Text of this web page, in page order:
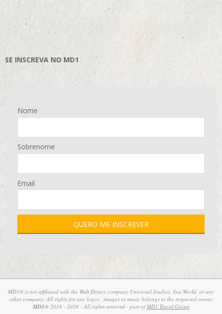
SE INSCREVA NO MD1
Nome
Sobrenome
Email
MD1® is not affiliated with the Walt Disney company Universal Studios, Sea World, or any
other company. All rights for any logos , images or music belongs to the respected owner.
MD1® 2018 - 2026 - All rights reserved - part ofMD1 Travel Group